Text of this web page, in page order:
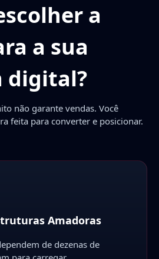
a
a sua
digital?
não garante vendas. Você
feita para converter e posicionar.
Amadoras
de dezenas de